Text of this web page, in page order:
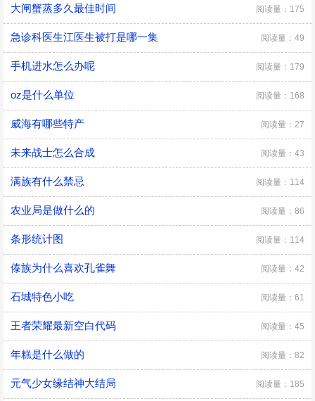
大闸蟹蒸多久最佳时间 阅读量：175
急诊科医生江医生被打是哪一集 阅读量：49
手机进水怎么办呢 阅读量：179
oz是什么单位 阅读量：168
威海有哪些特产 阅读量：27
未来战士怎么合成 阅读量：43
满族有什么禁忌 阅读量：114
农业局是做什么的 阅读量：86
条形统计图 阅读量：114
傣族为什么喜欢孔雀舞 阅读量：42
石城特色小吃 阅读量：61
王者荣耀最新空白代码 阅读量：45
年糕是什么做的 阅读量：82
元气少女缘结神大结局 阅读量：185